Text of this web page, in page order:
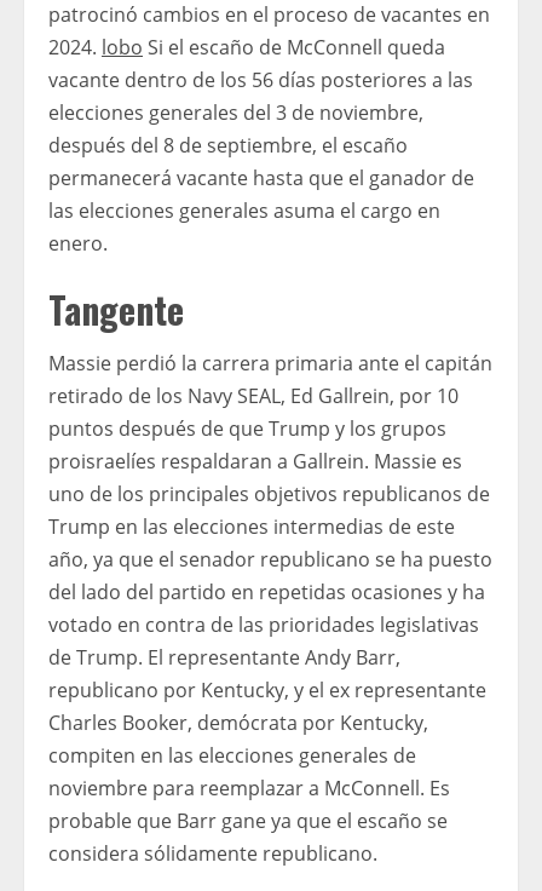
patrocinó cambios en el proceso de vacantes en
2024. lobo Si el escaño de McConnell queda
vacante dentro de los 56 días posteriores a las
elecciones generales del 3 de noviembre,
después del 8 de septiembre, el escaño
permanecerá vacante hasta que el ganador de
las elecciones generales asuma el cargo en
enero.
Tangente
Massie perdió la carrera primaria ante el capitán
retirado de los Navy SEAL, Ed Gallrein, por 10
puntos después de que Trump y los grupos
proisraelíes respaldaran a Gallrein. Massie es
uno de los principales objetivos republicanos de
Trump en las elecciones intermedias de este
año, ya que el senador republicano se ha puesto
del lado del partido en repetidas ocasiones y ha
votado en contra de las prioridades legislativas
de Trump. El representante Andy Barr,
republicano por Kentucky, y el ex representante
Charles Booker, demócrata por Kentucky,
compiten en las elecciones generales de
noviembre para reemplazar a McConnell. Es
probable que Barr gane ya que el escaño se
considera sólidamente republicano.